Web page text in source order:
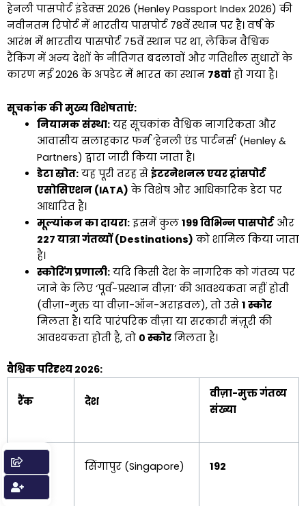
हेनली पासपोर्ट इंडेक्स 2026 (Henley Passport Index 2026) की
नवीनतम रिपोर्ट में भारतीय पासपोर्ट 78वें स्थान पर है। वर्ष के
आरंभ में भारतीय पासपोर्ट 75वें स्थान पर था, लेकिन वैश्विक
रैंकिंग में अन्य देशों के नीतिगत बदलावों और गतिशील सुधारों के
कारण मई 2026 के अपडेट में भारत का स्थान 78वां हो गया है।
सूचकांक की मुख्य विशेषताएं:
नियामक संस्था:यह सूचकांक वैश्विक नागरिकता और
आवासीय सलाहकार फर्म ‘हेनली एंड पार्टनर्स’ (Henley &
Partners) द्वारा जारी किया जाता है।
डेटा स्रोत:यह पूरी तरह से इंटरनेशनल एयर ट्रांसपोर्ट
एसोसिएशन (IATA) के विशेष और आधिकारिक डेटा पर
आधारित है।
मूल्यांकन का दायरा:इसमें कुल 199 विभिन्न पासपोर्टऔर
227 यात्रा गंतव्यों (Destinations) को शामिल किया जाता
है।
स्कोरिंग प्रणाली:यदि किसी देश के नागरिक को गंतव्य पर
जाने के लिए ‘पूर्व-प्रस्थान वीज़ा’ की आवश्यकता नहीं होती
(वीज़ा-मुक्त या वीज़ा-ऑन-अराइवल), तो उसे 1 स्कोर
मिलता है। यदि पारंपरिक वीज़ा या सरकारी मंज़ूरी की
आवश्यकता होती है, तो 0 स्कोरमिलता है।
वैश्विक परिदृश्य 2026:
रैंक देश
वीज़ा-मुक्त गंतव्य
संख्या
प्रथम
(1st)
सिंगापुर (Singapore) 192